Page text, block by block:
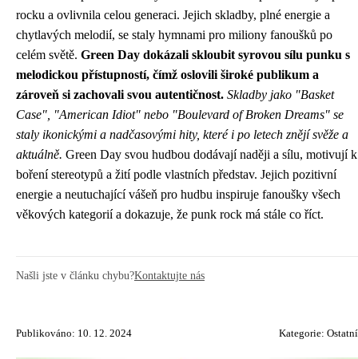
rocku a ovlivnila celou generaci. Jejich skladby, plné energie a
chytlavých melodií, se staly hymnami pro miliony fanoušků po
celém světě. Green Day dokázali skloubit syrovou sílu punku s
melodickou přístupností, čímž oslovili široké publikum a
zároveň si zachovali svou autentičnost. Skladby jako "Basket
Case", "American Idiot" nebo "Boulevard of Broken Dreams" se
staly ikonickými a nadčasovými hity, které i po letech znějí svěže a
aktuálně. Green Day svou hudbou dodávají naději a sílu, motivují k
boření stereotypů a žití podle vlastních představ. Jejich pozitivní
energie a neutuchající vášeň pro hudbu inspiruje fanoušky všech
věkových kategorií a dokazuje, že punk rock má stále co říct.
Našli jste v článku chybu?Kontaktujte nás
Publikováno: 10. 12. 2024 Kategorie: Ostatní